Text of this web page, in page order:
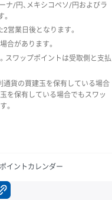
ナ/円、メキシコペソ/円およびラ
営業日後となります。
合があります。
スワップポイントは受取側と支払
通貨の買建玉を保有している場合
を保有している場合でもスワッ
。
イントカレンダー